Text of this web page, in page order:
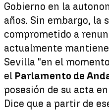
Gobierno en la
años. Sin embargo, la
comprometido a
actualmente
Sevilla "en el
el Parlamento de
posesión de su acta
Dice que a partir de